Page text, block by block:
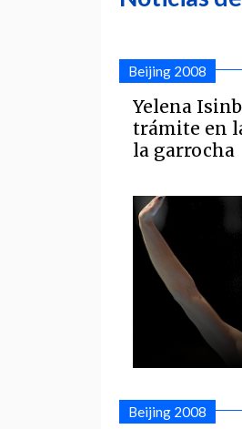
Beijing 2008
Yelena
trámite en
la garrocha
Beijing 2008